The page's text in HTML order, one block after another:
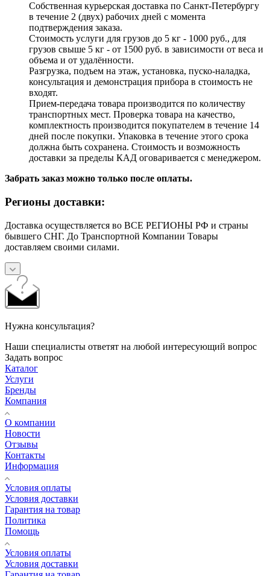
Собственная курьерская доставка по Санкт-Петербургу
в течение 2 (двух) рабочих дней с момента
подтверждения заказа.
Стоимость услуги для грузов до 5 кг - 1000 руб., для
грузов свыше 5 кг - от 1500 руб. в зависимости от веса и
объема и от удалённости.
Разгрузка, подъем на этаж, установка, пуско-наладка,
консультация и демонстрация прибора в стоимость не
входят.
Прием-передача товара производится по количеству
транспортных мест. Проверка товара на качество,
комплектность производится покупателем в течение 14
дней после покупки. Упаковка в течение этого срока
должна быть сохранена. Стоимость и возможность
доставки за пределы КАД оговаривается с менеджером.
Забрать заказ можно только после оплаты.
Регионы доставки:
Доставка осуществляется во ВСЕ РЕГИОНЫ РФ и страны
бывшего СНГ. До Транспортной Компании Товары
доставляем своими силами.
Нужна консультация?
Наши специалисты ответят на любой интересующий вопрос
Задать вопрос
Каталог
Услуги
Бренды
Компания
О компании
Новости
Отзывы
Контакты
Информация
Условия оплаты
Условия доставки
Гарантия на товар
Политика
Помощь
Условия оплаты
Условия доставки